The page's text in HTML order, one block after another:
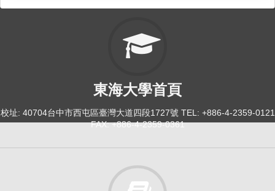
114-2
東海大學首頁
校址: 40704台中市西屯區臺灣大道四段1727號 TEL: +886-4-2359-0121
FAX: +886-4-2359-0361